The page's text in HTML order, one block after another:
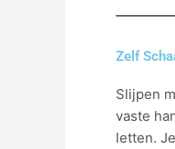
Zelf
Slijpen
vaste
letten.